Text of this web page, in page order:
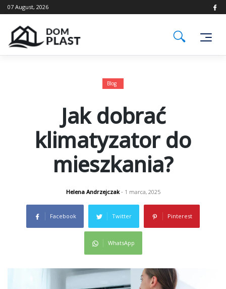
Skip
to
07 August, 2026
Blog
Jak dobrać
klimatyzator do
mieszkania?
Helena Andrzejczak- 1 marca, 2025
Facebook Twitter Pinterest
WhatsApp